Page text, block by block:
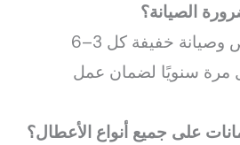
الصيانة؟
ج: يُفضّل إجراء فحص وصيانة خفيفة كل 3–6
سنويًا لضمان عمل
على جميع أنواع الأعطال؟